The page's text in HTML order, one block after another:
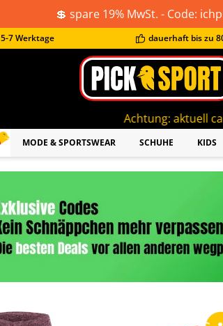
💲 spare 19% MwSt. - Code:
7 Werktage dauerhaft bis zu
Achtung: aktuell ca. 5-7 Werktage
MODE & SPORTSWEAR SCHUHE KIDS